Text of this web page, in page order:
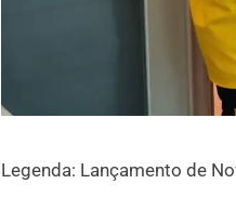
Legenda: Lançamento de